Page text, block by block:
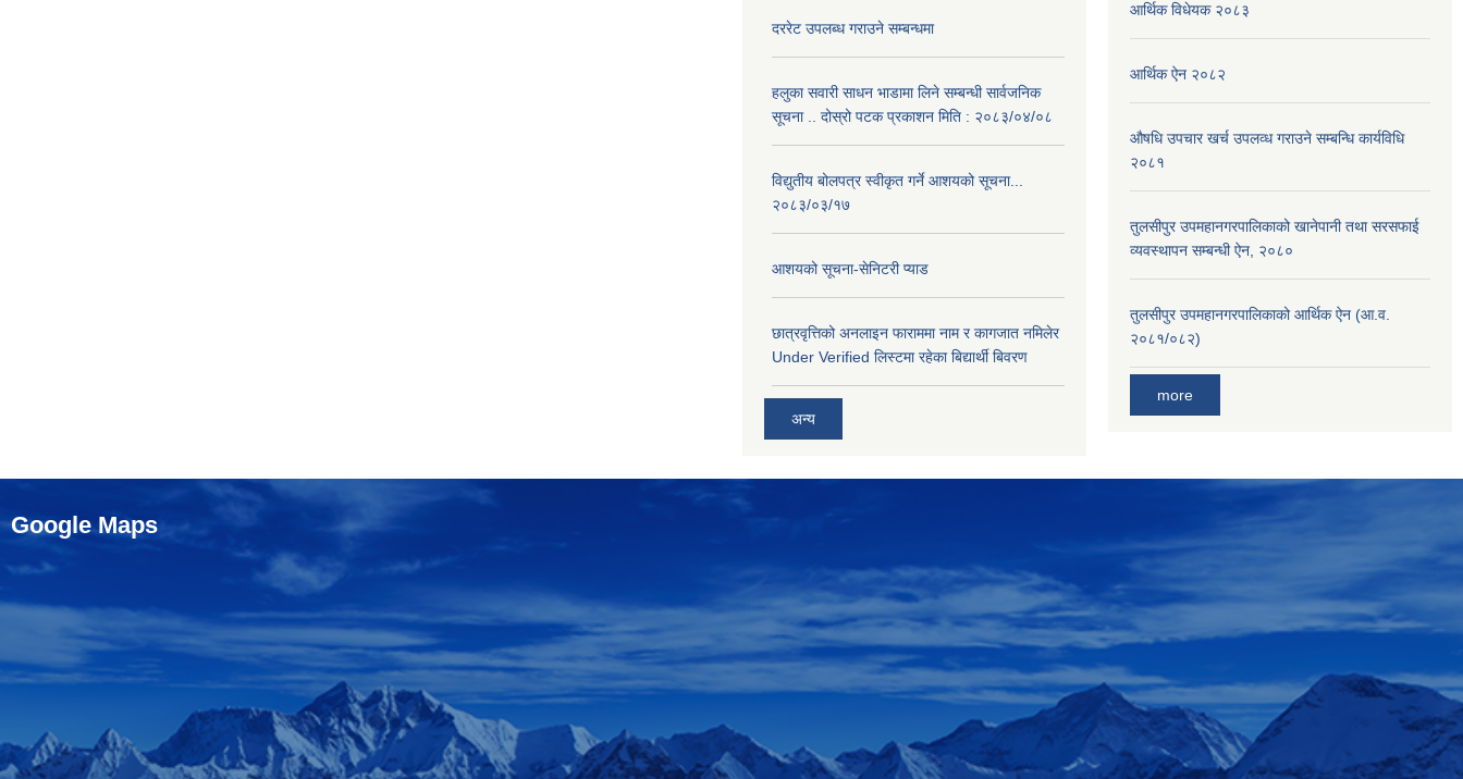
दररेट उपलब्ध गराउने सम्बन्धमा
हलुका सवारी साधन भाडामा लिने सम्बन्धी सार्वजनिक
सूचना .. दोस्रो पटक प्रकाशन मिति : २०८३/०४/०८
विद्युतीय बोलपत्र स्वीकृत गर्ने आशयको सूचना...
२०८३/०३/१७
आशयको सूचना-सेनिटरी प्याड
छात्रवृत्तिको अनलाइन फाराममा नाम र कागजात नमिलेर
Under Verified लिस्टमा रहेका बिद्यार्थी बिवरण
अन्य
आर्थिक विधेयक २०८३
आर्थिक ऐन २०८२
औषधि उपचार खर्च उपलव्ध गराउने सम्बन्धि कार्यविधि
२०८१
तुलसीपुर उपमहानगरपालिकाको खानेपानी तथा सरसफाई
व्यवस्थापन सम्बन्धी ऐन, २०८०
तुलसीपुर उपमहानगरपालिकाको आर्थिक ऐन (आ.व.
२०८१/०८२)
more
Google Maps